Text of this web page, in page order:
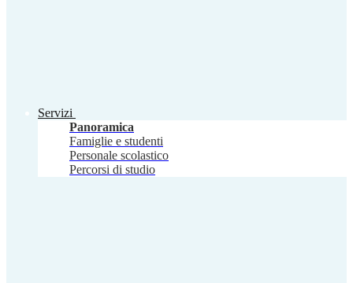
Servizi
Panoramica
Famiglie e studenti
Personale scolastico
Percorsi di studio